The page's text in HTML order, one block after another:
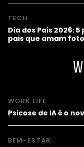
TECH
Dia dos Pais 2026:
pais que amam
WORK LIFE
Psicose de IA é o
BEM-ESTAR